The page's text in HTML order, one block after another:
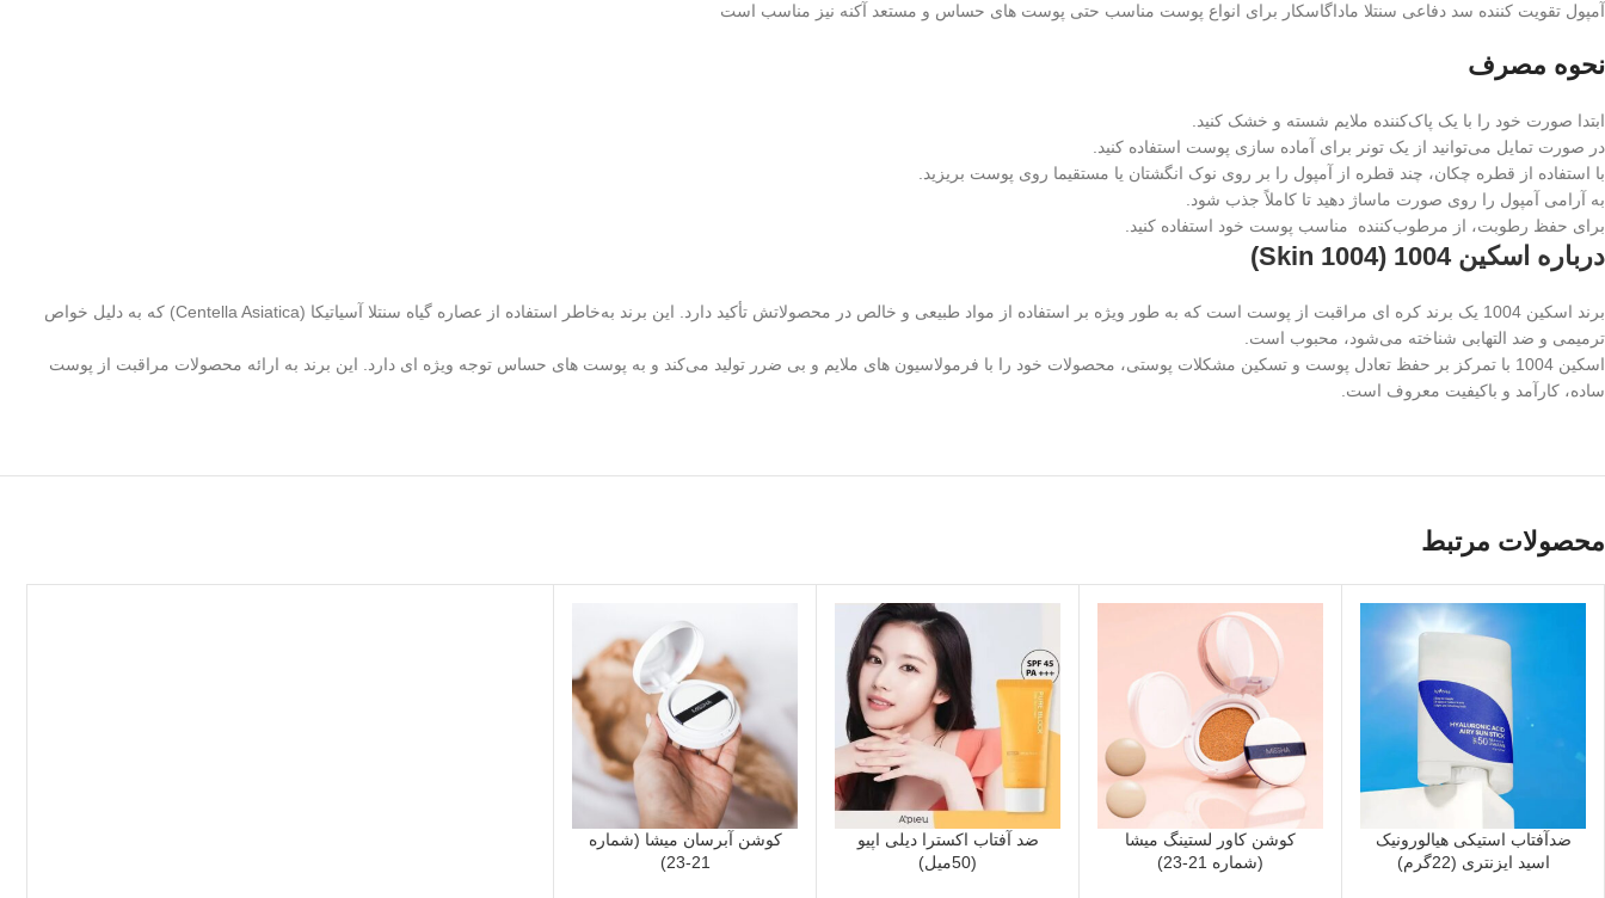
آمپول تقویت کننده سد دفاعی سنتلا ماداگاسکار برای انواع پوست مناسب حتی پوست های حساس و مستعد آکنه نیز مناسب است
نحوه مصرف
ابتدا صورت خود را با یک پاک‌کننده ملایم شسته و خشک کنید.
در صورت تمایل می‌توانید از یک تونر برای آماده‌ سازی پوست استفاده کنید.
با استفاده از قطره‌ چکان، چند قطره از آمپول را بر روی نوک انگشتان یا مستقیما روی پوست بریزید.
به آرامی آمپول را روی صورت ماساژ دهید تا کاملاً جذب شود.
برای حفظ رطوبت، از مرطوب‌کننده مناسب پوست خود استفاده کنید.
درباره اسکین 1004 (Skin 1004)
برند اسکین 1004 یک برند کره‌ ای مراقبت از پوست است که به‌ طور ویژه بر استفاده از مواد طبیعی و خالص در محصولاتش تأکید دارد. این برند به‌خاطر استفاده از عصاره گیاه سنتلا آسیاتیکا (Centella Asiatica) که به دلیل خواص
ترمیمی و ضد التهابی شناخته می‌شود، محبوب است.
اسکین 1004 با تمرکز بر حفظ تعادل پوست و تسکین مشکلات پوستی، محصولات خود را با فرمولاسیون‌ های ملایم و بی‌ ضرر تولید می‌کند و به پوست‌ های حساس توجه ویژه‌ ای دارد. این برند به ارائه محصولات مراقبت از پوست
ساده، کارآمد و باکیفیت معروف است.
محصولات مرتبط
ضدآفتاب استیکی هیالورونیک
اسید ایزنتری (22گرم)
کوشن کاور لستینگ میشا
(شماره 21-23)
ضد آفتاب اکسترا دیلی اپیو
(50میل)
کوشن آبرسان میشا (شماره
21-23)